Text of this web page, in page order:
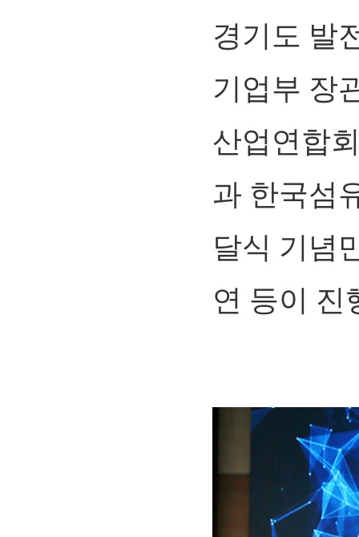
경기도 발
기업부 장
산업연합
과 한국섬
달식 기념
연 등이 진